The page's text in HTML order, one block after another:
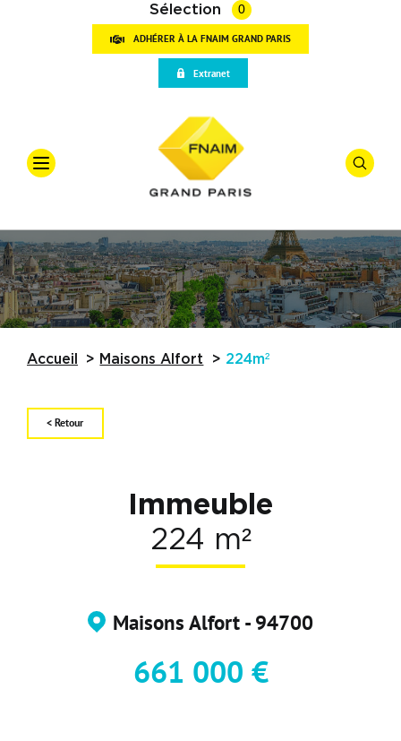
Qui sommes-nous
Partenaires
Actualités
Sélection 0
ADHÉRER À LA FNAIM GRAND PARIS
Extranet
Accueil Maisons Alfort 224m²
< Retour
Immeuble
224 m²
Maisons Alfort - 94700
661 000 €
Offre
Vente
Types